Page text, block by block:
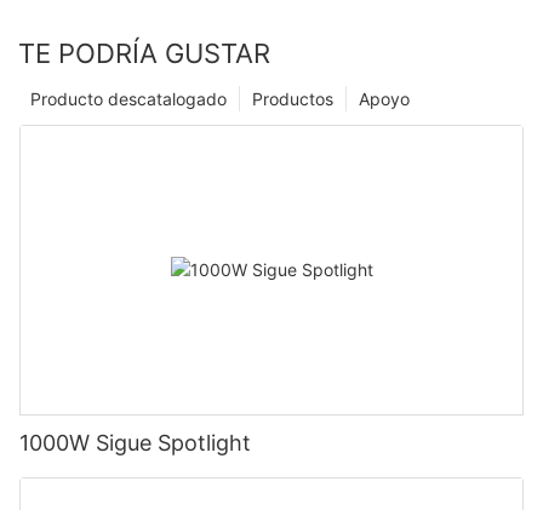
TE PODRÍA GUSTAR
Apoyo
Productos
Producto descatalogado
1000W Sigue Spotlight